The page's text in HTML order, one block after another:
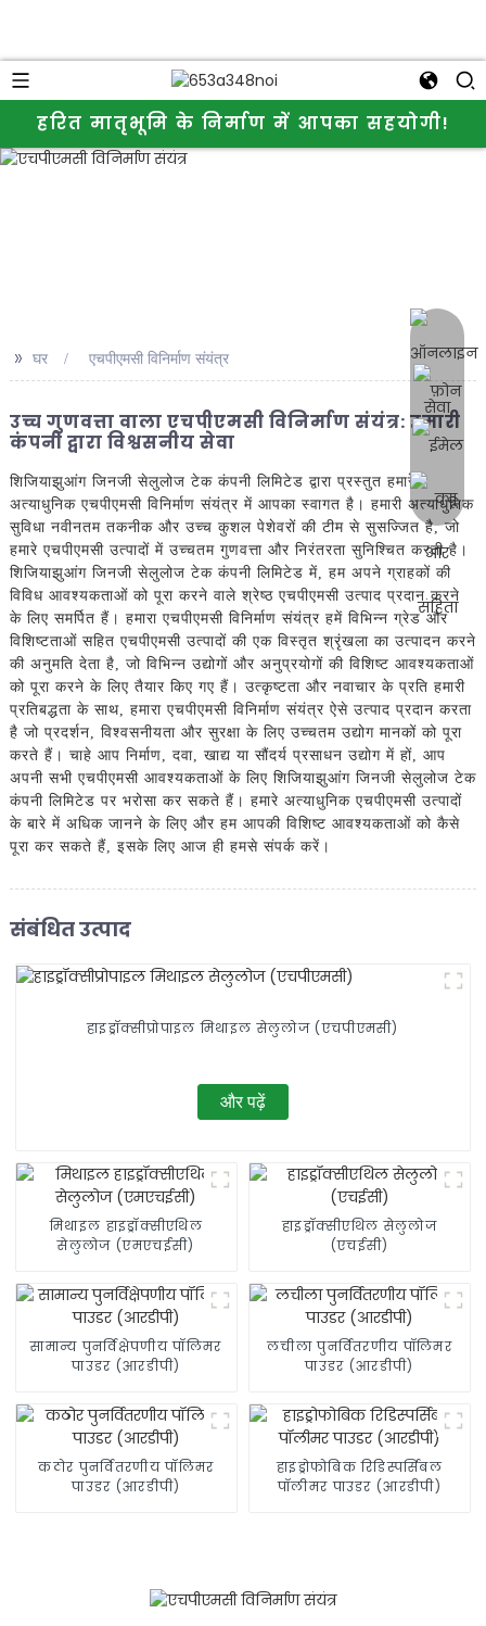
हरित मातृभूमि के निर्माण में आपका सहयोगी!
>> घर एचपीएमसी विनिर्माण संयंत्र
उच्च गुणवत्ता वाला एचपीएमसी विनिर्माण संयंत्र: हमारी
कंपनी द्वारा विश्वसनीय सेवा
शिजियाझुआंग जिनजी सेलुलोज टेक कंपनी लिमिटेड द्वारा प्रस्तुत हमारे
अत्याधुनिक एचपीएमसी विनिर्माण संयंत्र में आपका स्वागत है। हमारी अत्याधुनिक
सुविधा नवीनतम तकनीक और उच्च कुशल पेशेवरों की टीम से सुसज्जित है, जो
हमारे एचपीएमसी उत्पादों में उच्चतम गुणवत्ता और निरंतरता सुनिश्चित करती है।
शिजियाझुआंग जिनजी सेलुलोज टेक कंपनी लिमिटेड में, हम अपने ग्राहकों की
विविध आवश्यकताओं को पूरा करने वाले श्रेष्ठ एचपीएमसी उत्पाद प्रदान करने
के लिए समर्पित हैं। हमारा एचपीएमसी विनिर्माण संयंत्र हमें विभिन्न ग्रेड और
विशिष्टताओं सहित एचपीएमसी उत्पादों की एक विस्तृत श्रृंखला का उत्पादन करने
की अनुमति देता है, जो विभिन्न उद्योगों और अनुप्रयोगों की विशिष्ट आवश्यकताओं
को पूरा करने के लिए तैयार किए गए हैं। उत्कृष्टता और नवाचार के प्रति हमारी
प्रतिबद्धता के साथ, हमारा एचपीएमसी विनिर्माण संयंत्र ऐसे उत्पाद प्रदान करता
है जो प्रदर्शन, विश्वसनीयता और सुरक्षा के लिए उच्चतम उद्योग मानकों को पूरा
करते हैं। चाहे आप निर्माण, दवा, खाद्य या सौंदर्य प्रसाधन उद्योग में हों, आप
अपनी सभी एचपीएमसी आवश्यकताओं के लिए शिजियाझुआंग जिनजी सेलुलोज टेक
कंपनी लिमिटेड पर भरोसा कर सकते हैं। हमारे अत्याधुनिक एचपीएमसी उत्पादों
के बारे में अधिक जानने के लिए और हम आपकी विशिष्ट आवश्यकताओं को कैसे
पूरा कर सकते हैं, इसके लिए आज ही हमसे संपर्क करें।
संबंधित उत्पाद
हाइड्रॉक्सीप्रोपाइल मिथाइल सेलुलोज (एचपीएमसी)
और पढ़ें
मिथाइल हाइड्रॉक्सीएथिल
सेलुलोज (एमएचईसी)
हाइड्रॉक्सीएथिल सेलुलोज
(एचईसी)
सामान्य पुनर्विक्षेपणीय पॉलिमर
पाउडर (आरडीपी)
लचीला पुनर्वितरणीय पॉलिमर
पाउडर (आरडीपी)
कठोर पुनर्वितरणीय पॉलिमर
पाउडर (आरडीपी)
हाइड्रोफोबिक रिडिस्पर्सिबल
पॉलीमर पाउडर (आरडीपी)